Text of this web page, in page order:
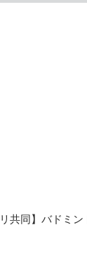
リ共同】バドミ